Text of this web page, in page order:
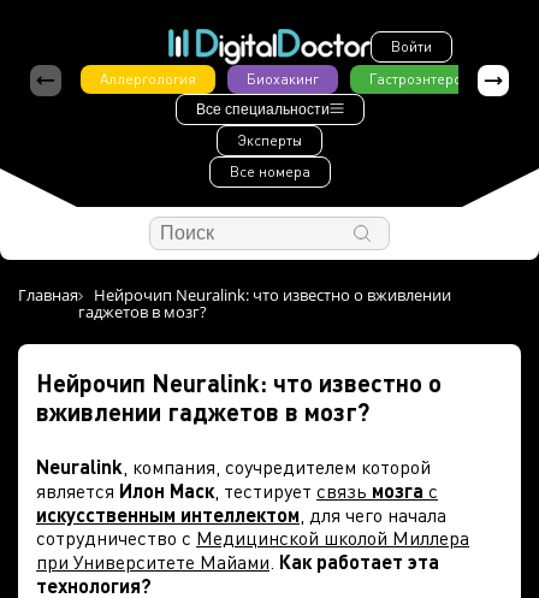
Войти
Аллергология
Биохакинг Гастроэнтерология
Все специальности
Эксперты
Все номера
Главная Нейрочип Neuralink: что известно о вживлении
гаджетов в мозг?
Нейрочип Neuralink: что известно о
вживлении гаджетов в мозг?
Neuralink , компания, соучредителем которой
является Илон Маск , тестирует связь мозга с
искусственным интеллектом , для чего начала
сотрудничество с Медицинской школой Миллера
при Университете Майами Как работает эта
технология?